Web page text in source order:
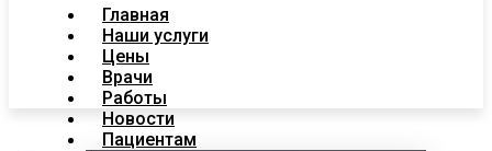
Главная
Наши услуги
Цены
Врачи
Работы
Новости
Пациентам